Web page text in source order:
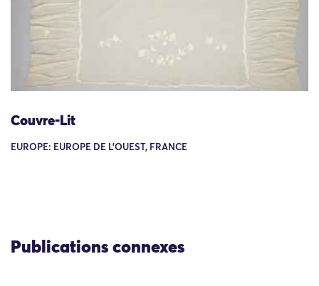
Couvre-Lit
EUROPE: EUROPE DE L'OUEST, FRANCE
Publications connexes